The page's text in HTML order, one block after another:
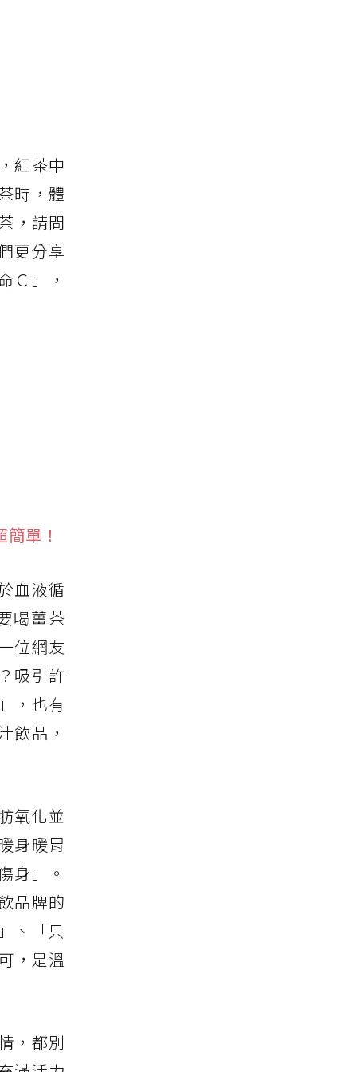
紅茶中
時，體
，請問
更分享
Ｃ」，
單！
血液循
喝薑茶
位網友
吸引許
，也有
飲品，
氧化並
身暖胃
身」。
品牌的
、「只
，是溫
，都別